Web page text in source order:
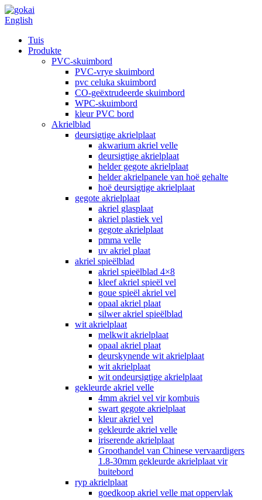
English
Tuis
Produkte
PVC-skuimbord
PVC-vrye skuimbord
pvc celuka skuimbord
CO-geëxtrudeerde skuimbord
WPC-skuimbord
kleur PVC bord
Akrielblad
deursigtige akrielplaat
akwarium akriel velle
deursigtige akrielplaat
helder gegote akrielplaat
helder akrielpanele van hoë gehalte
hoë deursigtige akrielplaat
gegote akrielplaat
akriel glasplaat
akriel plastiek vel
gegote akrielplaat
pmma velle
uv akriel plaat
akriel spieëlblad
akriel spieëlblad 4×8
kleef akriel spieël vel
goue spieël akriel vel
opaal akriel plaat
silwer akriel spieëlblad
wit akrielplaat
melkwit akrielplaat
opaal akriel plaat
deurskynende wit akrielplaat
wit akrielplaat
wit ondeursigtige akrielplaat
gekleurde akriel velle
4mm akriel vel vir kombuis
swart gegote akrielplaat
kleur akriel vel
gekleurde akriel velle
iriserende akrielplaat
Groothandel van Chinese vervaardigers
1.8-30mm gekleurde akrielplaat vir
buitebord
ryp akrielplaat
goedkoop akriel velle mat oppervlak